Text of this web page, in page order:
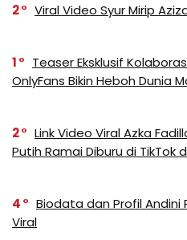
2 Viral Video Syur Mirip
1
Teaser Eksklusif
OnlyFans Bikin Heboh Dunia
2
Link Video Viral Azka
Putih Ramai Diburu di TikTok
4
Biodata dan Profil
Viral